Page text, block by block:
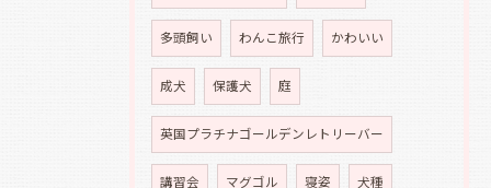
多頭飼い わんこ旅行 かわいい
成犬 保護犬 庭
英国プラチナゴールデンレトリーバー
講習会 マグゴル 寝姿 犬種